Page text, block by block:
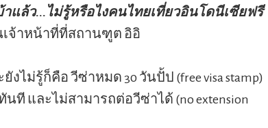
าแล้ว...ไม่รู้หรือไงคนไทยเที่ยวอินโดนีเซียฟรี
เจ้าหน้าที่ที่สถานฑูต อิอิ
ไม่รู้ก็คือ วีซ่าหมด 30 วันปั้ป (free visa stamp)
ที และไม่สามารถต่อวีซ่าได้ (no extension